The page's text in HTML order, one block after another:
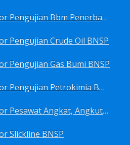
Sertifikasi Operator Pengujian Bbm Penerbangan Dan Non Penerbangan BNSP
Pengujian Crude Oil BNSP
Pengujian Gas Bumi BNSP
Sertifikasi Operator Pengujian Petrokimia BNSP
Sertifikasi Operator Pesawat Angkat, Angkut Dan Juru Ikat Beban BNSP
Slickline BNSP